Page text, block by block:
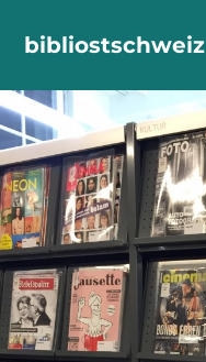
bibliostschweiz